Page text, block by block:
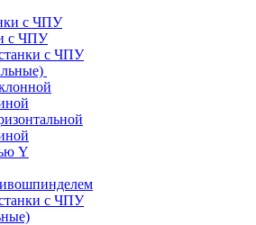
с ЧПУ
с ЧПУ
Y
с ЧПУ